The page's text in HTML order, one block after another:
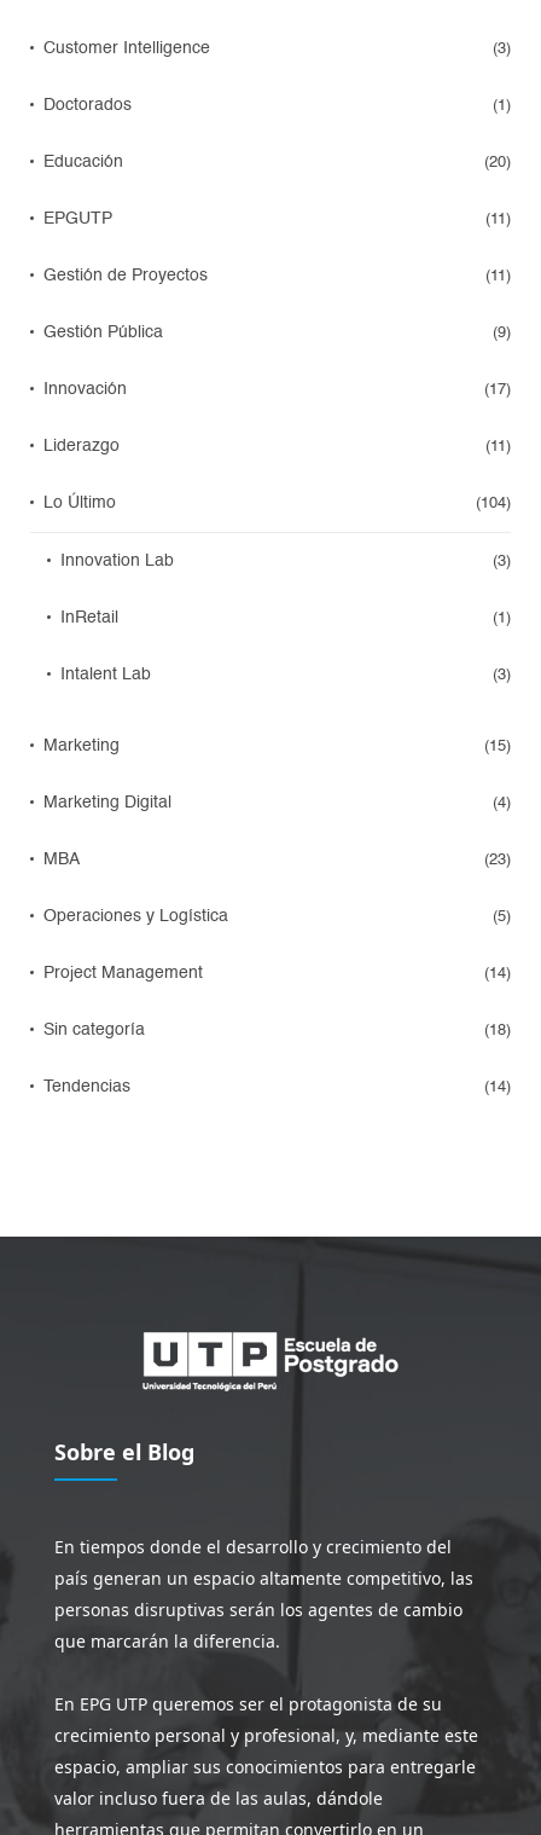
Customer Intelligence (3)
Doctorados (1)
Educación (20)
EPGUTP (11)
Gestión de Proyectos (11)
Gestión Pública (9)
Innovación (17)
Liderazgo (11)
Lo Último (104)
Innovation Lab (3)
InRetail (1)
Intalent Lab (3)
Marketing (15)
Marketing Digital (4)
MBA (23)
Operaciones y Logística (5)
Project Management (14)
Sin categoría (18)
Tendencias (14)
Sobre el Blog
En tiempos donde el desarrollo y crecimiento del
país generan un espacio altamente competitivo, las
personas disruptivas serán los agentes de cambio
que marcarán la diferencia.
En EPG UTP queremos ser el protagonista de su
crecimiento personal y profesional, y, mediante este
espacio, ampliar sus conocimientos para entregarle
valor incluso fuera de las aulas, dándole
herramientas que permitan convertirlo en un